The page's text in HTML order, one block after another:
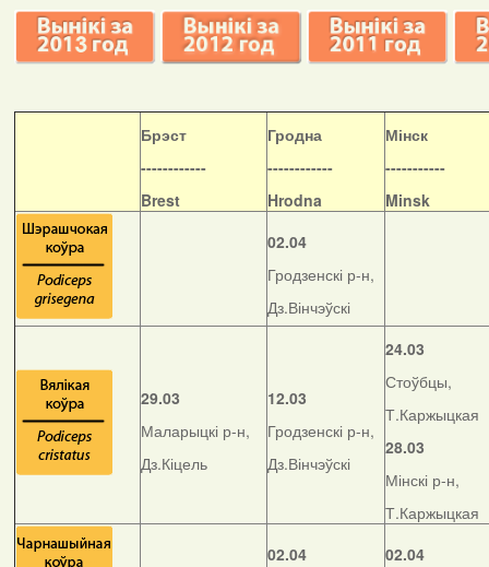
Брэст
------------
Brest
Гродна
------------
Hrodna
Мінск
-----------
Minsk
02.04
Гродзенскі р-н,
Дз.Вінчэўскі
29.03
Маларыцкі р-н,
Дз.Кіцель
12.03
Гродзенскі р-н,
Дз.Вінчэўскі
24.03
Стоўбцы,
Т.Каржыцкая
28.03
Мінскі р-н,
Т.Каржыцкая
02.04
02.04